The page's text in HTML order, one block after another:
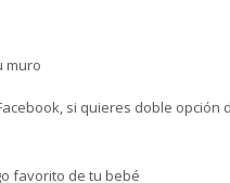
muro
si quieres doble opción
favorito de tu bebé